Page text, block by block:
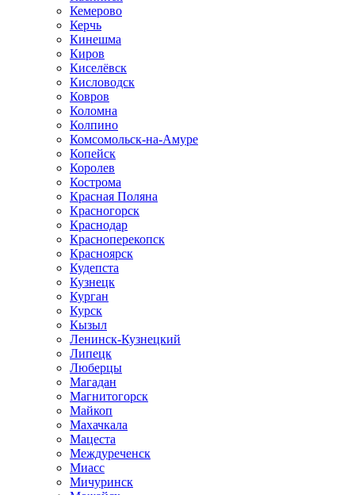
Кемерово
Керчь
Кинешма
Киров
Киселёвск
Кисловодск
Ковров
Коломна
Колпино
Комсомольск-на-Амуре
Копейск
Королев
Кострома
Красная Поляна
Красногорск
Краснодар
Красноперекопск
Красноярск
Кудепста
Кузнецк
Курган
Курск
Кызыл
Ленинск-Кузнецкий
Липецк
Люберцы
Магадан
Магнитогорск
Майкоп
Махачкала
Мацеста
Междуреченск
Миасс
Мичуринск